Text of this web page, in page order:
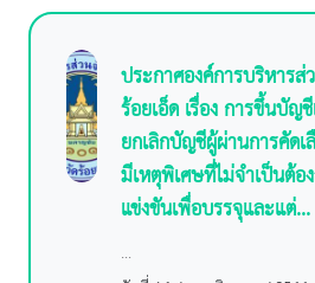
ประกาศองค์การบริหารส่
ร้อยเอ็ด เรื่อง การขึ้นบัญ
ยกเลิกบัญชีผู้ผ่านการคัด
มีเหตุพิเศษที่ไม่จำเป็นต้อ
แข่งขันเพื่อบรรจุและแต่...
...